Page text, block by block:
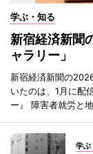
学ぶ・知る
新宿経済新聞
ャラリー」
新宿経済新聞の
いたのは、1月に配
ー』 障害者就労と
学ぶ